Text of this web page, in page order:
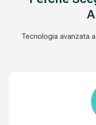
Tecnologia avanzata